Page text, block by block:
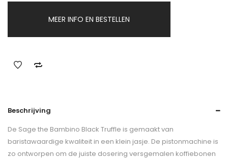
MEER INFO EN BESTELLEN
Beschrijving
De Sage the Bambino Black Truffle is gemaakt van
baristawaardige kwaliteit in een klein jasje. De pistonmachine is
zo ontworpen om de juiste dosering versgemalen koffiebonen